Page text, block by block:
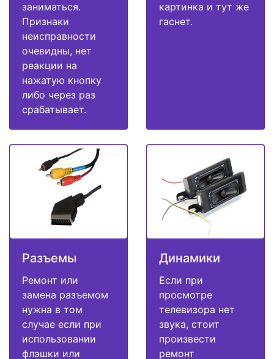
заниматься.
Признаки
неисправности
очевидны, нет
реакции на
нажатую кнопку
либо через раз
срабатывает.
картинка и тут же
гаснет.
Разъемы
Ремонт или
замена разъемом
нужна в том
случае если при
использовании
флэшки или
Динамики
Если при
просмотре
телевизора нет
звука, стоит
произвести
ремонт